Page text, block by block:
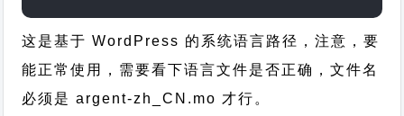
这是基于 WordPress 的系统语言路径，注意，要
能正常使用，需要看下语言文件是否正确，文件名
必须是 argent-zh_CN.mo 才行。